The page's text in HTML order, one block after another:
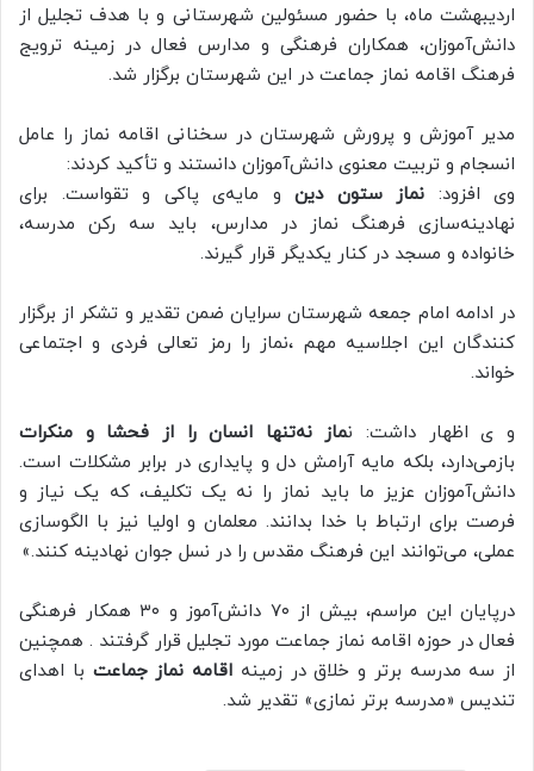
اردیبهشت ماه، با حضور مسئولین شهرستانی و با هدف تجلیل از
دانش‌آموزان، همکاران فرهنگی و مدارس فعال در زمینه ترویج
فرهنگ اقامه نماز جماعت در این شهرستان برگزار شد.
مدیر آموزش و پرورش شهرستان در سخنانی اقامه نماز را عامل
انسجام و تربیت معنوی دانش‌آموزان دانستند و تأکید کردند:
وی افزود: نماز ستون دین و مایه‌ی پاکی و تقواست. برای
نهادینه‌سازی فرهنگ نماز در مدارس، باید سه رکن مدرسه،
خانواده و مسجد در کنار یکدیگر قرار گیرند.
در ادامه امام جمعه شهرستان سرایان ضمن تقدیر و تشکر از برگزار
کنندگان این اجلاسیه مهم ،نماز را رمز تعالی فردی و اجتماعی
خواند.
و ی اظهار داشت: نماز نه‌تنها انسان را از فحشا و منکرات
بازمی‌دارد، بلکه مایه آرامش دل و پایداری در برابر مشکلات است.
دانش‌آموزان عزیز ما باید نماز را نه یک تکلیف، که یک نیاز و
فرصت برای ارتباط با خدا بدانند. معلمان و اولیا نیز با الگوسازی
عملی، می‌توانند این فرهنگ مقدس را در نسل جوان نهادینه کنند.»
درپایان این مراسم، بیش از ۷۰ دانش‌آموز و ۳۰ همکار فرهنگی
فعال در حوزه اقامه نماز جماعت مورد تجلیل قرار گرفتند . همچنین
از سه مدرسه برتر و خلاق در زمینه اقامه نماز جماعت با اهدای
تندیس «مدرسه برتر نمازی» تقدیر شد.